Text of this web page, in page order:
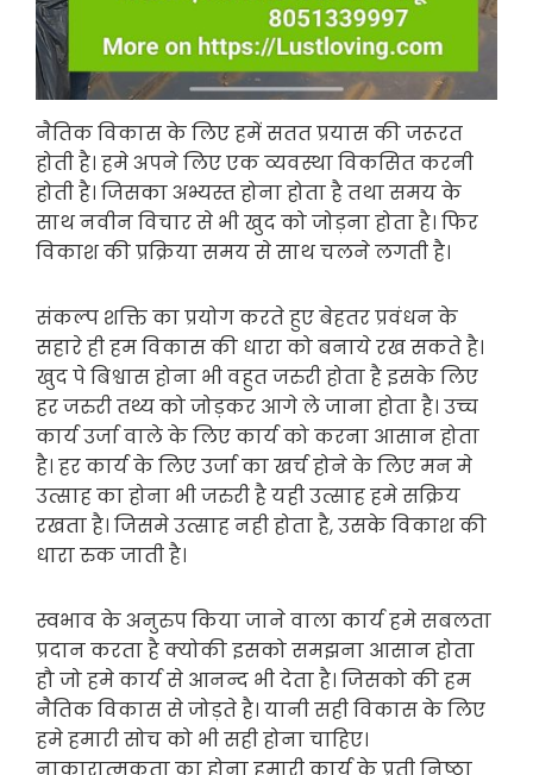
नैतिक विकास के लिए हमें सतत प्रयास की जरूरत
होती है। हमे अपने लिए एक व्यवस्था विकसित करनी
होती है। जिसका अभ्यस्त होना होता है तथा समय के
साथ नवीन विचार से भी खुद को जोड़ना होता है। फिर
विकाश की प्रक्रिया समय से साथ चलने लगती है।
संकल्प शक्ति का प्रयोग करते हुए बेहतर प्रवंधन के
सहारे ही हम विकास की धारा को बनाये रख सकते है।
खुद पे बिश्वास होना भी वहुत जरुरी होता है इसके लिए
हर जरुरी तथ्य को जोड़कर आगे ले जाना होता है। उच्च
कार्य उर्जा वाले के लिए कार्य को करना आसान होता
है। हर कार्य के लिए उर्जा का खर्च होने के लिए मन मे
उत्साह का होना भी जरुरी है यही उत्साह हमे सक्रिय
रखता है। जिसमे उत्साह नही होता है, उसके विकाश की
धारा रुक जाती है।
स्वभाव के अनुरुप किया जाने वाला कार्य हमे सबलता
प्रदान करता है क्योकी इसको समझना आसान होता
हौ जो हमे कार्य से आनन्द भी देता है। जिसको की हम
नैतिक विकास से जोड़ते है। यानी सही विकास के लिए
हमे हमारी सोच को भी सही होना चाहिए।